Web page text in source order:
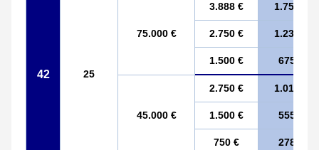
42 25
75.000 €
3.888 € 1.750 €
2.750 € 1.238 €
1.500 € 675 €
45.000 €
2.750 € 1.018 €
1.500 € 555 €
750 € 278 €